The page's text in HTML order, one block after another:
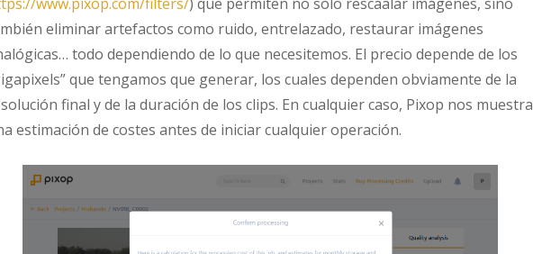
eliminar artefactos como ruido, entrelazado, restaurar imágenes
todo dependiendo de lo que necesitemos. El precio depende de los
que tengamos que generar, los cuales dependen obviamente de la
final y de la duración de los clips. En cualquier caso, Pixop nos muestra
estimación de costes antes de iniciar cualquier operación.